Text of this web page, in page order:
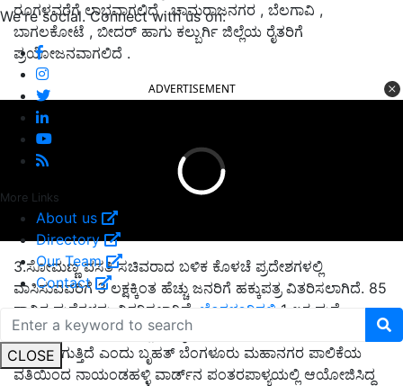
We're social. Connect with us on:
More Links
About us
Directory
Our Team
Contact
CLOSE
ರೂಗಳವರೆಗೆ ಲಾಭವಾಗಲಿದೆ . ಚಾಮರಾಜನಗರ , ಬೆಲಗಾವಿ ,
ಬಾಗಲಕೋಟೆ , ಬೀದರ್ ಹಾಗು ಕಲ್ಬುರ್ಗಿ ಜಿಲ್ಲೆಯ ರೈತರಿಗೆ
ಪ್ರಯೋಜನವಾಗಲಿದೆ .
ADVERTISEMENT
3.ಸೋಮಣ್ಣ ವಸತಿ ಸಚಿವರಾದ ಬಳಿಕ ಕೊಳಚೆ ಪ್ರದೇಶಗಳಲ್ಲಿ
ವಾಸಿಸುವವರಿಗೆ 3 ಲಕ್ಷಕ್ಕಿಂತ ಹೆಚ್ಚು ಜನರಿಗೆ ಹಕ್ಕುಪತ್ರ ವಿತರಿಸಲಾಗಿದೆ. 85
ಸಾವಿರ ಮನೆಗಳನ್ನು ವಿತರಿಸಲಾಗಿದೆ. ಬೆಂಗಳೂರಿನಲ್ಲಿ 1 ಲಕ್ಷ ಮನೆ
ನಿರ್ಮಾಣ ಗುರಿ ಹೊಂದಿದ್ದು, ರಾಜ್ಯದಲ್ಲಿ 5 ಲಕ್ಷ ಮನೆ ಹಂಚಿಕೆ
ಮಾಡಲಾಗುತ್ತಿದೆ ಎಂದು ಬೃಹತ್ ಬೆಂಗಳೂರು ಮಹಾನಗರ ಪಾಲಿಕೆಯ
ವತಿಯಿಂದ ನಾಯಂಡಹಳ್ಳಿ ವಾರ್ಡ್‍ನ ಪಂತರಪಾಳ್ಯಯಲ್ಲಿ ಆಯೋಜಿಸಿದ್ದ